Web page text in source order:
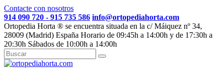
Contacte con nosotros
914 090 720 - 915 735 586 info@ortopediahorta.com
Ortopedia Horta ® se encuentra situada en la c/ Máiquez nº 34,
28009 (Madrid) España Horario de 09:45h a 14:00h y de 17:30h a
20:30h Sábados de 10:00h a 14:00h